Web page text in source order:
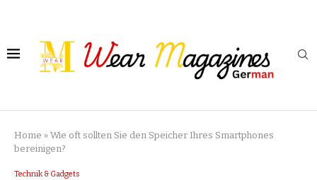
Home » Wie oft sollten Sie den Speicher Ihres Smartphones
bereinigen?
Technik & Gadgets